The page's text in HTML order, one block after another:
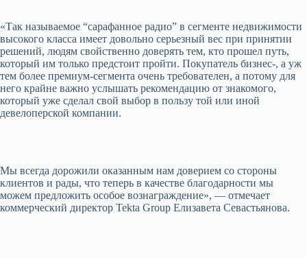
«Так называемое “сарафанное радио” в сегменте недвижимости
высокого класса имеет довольно серьезный вес при принятии
решений, людям свойственно доверять тем, кто прошел путь,
который им только предстоит пройти. Покупатель бизнес-, а уж
тем более премиум-сегмента очень требователен, а потому для
него крайне важно услышать рекомендацию от знакомого,
который уже сделал свой выбор в пользу той или иной
девелоперской компании.
Мы всегда дорожили оказанным нам доверием со стороны
клиентов и рады, что теперь в качестве благодарности мы
можем предложить особое вознаграждение», — отмечает
коммерческий директор Tekta Group Елизавета Севастьянова.